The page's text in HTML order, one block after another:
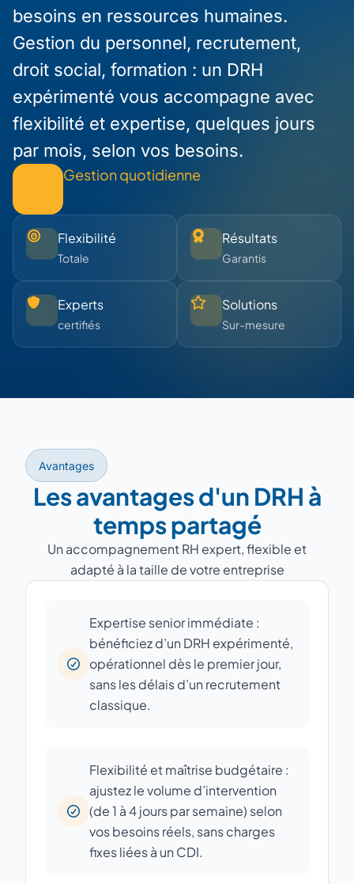
besoins en ressources humaines.
Gestion du personnel, recrutement,
droit social, formation : un DRH
expérimenté vous accompagne avec
flexibilité et expertise, quelques jours
par mois, selon vos besoins.
Gestion quotidienne
Flexibilité
Totale
Résultats
Garantis
Experts
certifiés
Solutions
Sur-mesure
Avantages
Les avantages d'un DRH à
temps partagé
Un accompagnement RH expert, flexible et
adapté à la taille de votre entreprise
Expertise senior immédiate :
bénéficiez d’un DRH expérimenté,
opérationnel dès le premier jour,
sans les délais d’un recrutement
classique.
Flexibilité et maîtrise budgétaire :
ajustez le volume d’intervention
(de 1 à 4 jours par semaine) selon
vos besoins réels, sans charges
fixes liées à un CDI.